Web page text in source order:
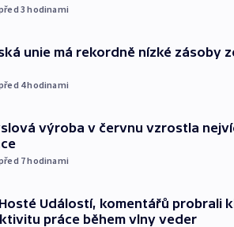
3hodinami
unie má rekordně nízké zásoby
4hodinami
výroba v červnu vzrostla
7hodinami
Hosté Událostí, komentářů probrali
práce během vlny veder